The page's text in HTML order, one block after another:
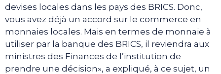
devises locales dans les pays des BRICS. Donc,
vous avez déjà un accord sur le commerce en
monnaies locales. Mais en termes de monnaie à
utiliser par la banque des BRICS, il reviendra aux
ministres des Finances de l’institution de
prendre une décision», a expliqué, à ce sujet, un